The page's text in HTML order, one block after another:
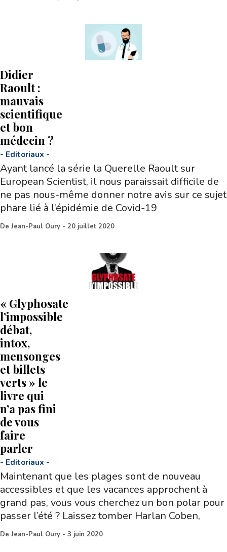
Didier
Raoult :
mauvais
scientifique
et bon
médecin ?
- Editoriaux -
Ayant lancé la série la Querelle Raoult sur
European Scientist, il nous paraissait difficile de
ne pas nous-même donner notre avis sur ce sujet
phare lié à l’épidémie de Covid-19
De Jean-Paul Oury - 20 juillet 2020
« Glyphosate
l’impossible
débat,
intox,
mensonges
et billets
verts » le
livre qui
n’a pas fini
de vous
faire
parler
- Editoriaux -
Maintenant que les plages sont de nouveau
accessibles et que les vacances approchent à
grand pas, vous vous cherchez un bon polar pour
passer l’été ? Laissez tomber Harlan Coben,
De Jean-Paul Oury - 3 juin 2020